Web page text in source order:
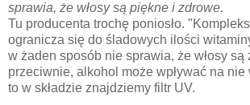
sprawia, że włosy są piękne i zdrowe.
Tu producenta trochę poniosło.
ogranicza się do śladowych ilości
w żaden sposób nie sprawia, że włosy są
przeciwnie, alkohol może wpływać na
to w składzie znajdziemy filtr UV.